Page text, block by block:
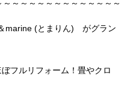
～～～～～～～～～～～～～
marine (とまりん) がグラン
フルリフォーム！畳やクロ